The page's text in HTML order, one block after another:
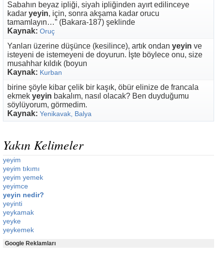
Sabahın beyaz ipliği, siyah ipliğinden ayırt edilinceye
kadar yeyin, için, sonra akşama kadar orucu
tamamlayın…” (Bakara-187) şeklinde
Kaynak: Oruç
Yanları üzerine düşünce (kesilince), artık ondan yeyin ve
isteyeni de istemeyeni de doyurun. İşte böylece onu, size
musahhar kıldık (boyun
Kaynak: Kurban
birine şöyle kibar çelik bir kaşık, öbür elinize de francala
ekmek yeyin bakalım, nasıl olacak? Ben duyduğumu
söylüyorum, görmedim.
Kaynak: Yenikavak, Balya
Yakın Kelimeler
yeyim
yeyim tıkımı
yeyim yemek
yeyimce
yeyin nedir?
yeyinti
yeykamak
yeyke
yeykemek
Google Reklamları